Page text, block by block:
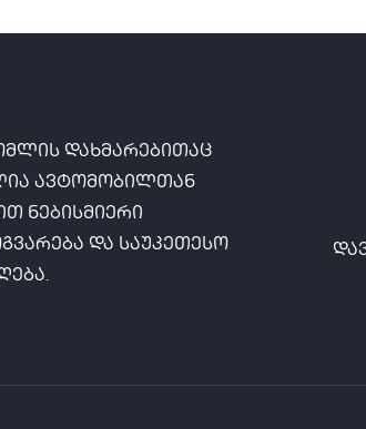
დახმარებითაც
ავტომობილთან
ნებისმიერი
და საუკეთესო